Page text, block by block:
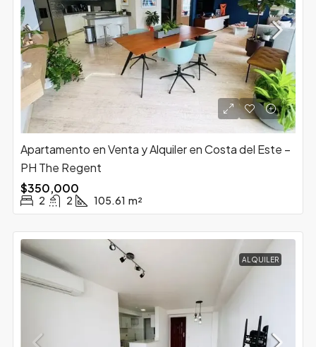
Apartamento en Venta y Alquiler en Costa del Este –
PH The Regent
$350,000
2 2 105.61 m²
ALQUILER